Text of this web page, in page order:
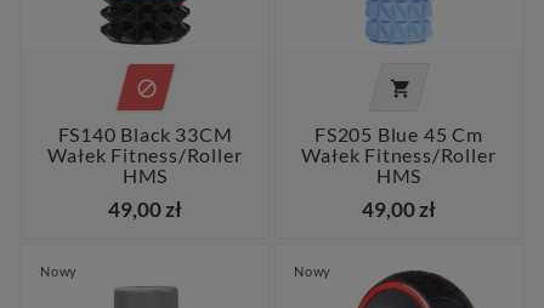

FS140 Black 33CM
Wałek Fitness/roller
HMS
49,00 zł

FS205 Blue 45 Cm
Wałek Fitness/roller
HMS
49,00 zł
Nowy Nowy